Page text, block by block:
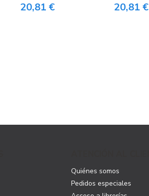
20,81 € 20,81 €
Quiénes somos
Pedidos especiales